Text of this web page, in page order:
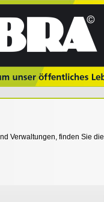
Verwaltungen, finden Sie die